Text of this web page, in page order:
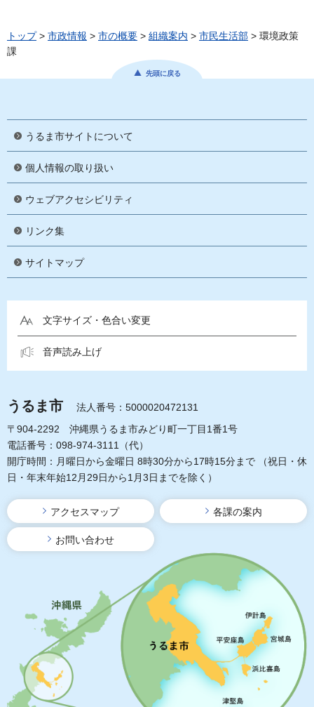
トップ> 市政情報 > 市の概要 > 組織案内 > 市民生活部 > 環境政策
課
先頭に戻る
うるま市サイトについて
個人情報の取り扱い
ウェブアクセシビリティ
リンク集
サイトマップ
文字サイズ・色合い変更
音声読み上げ
うるま市
法人番号：5000020472131
〒904-2292 沖縄県うるま市みどり町一丁目1番1号
電話番号：098-974-3111（代）
開庁時間：月曜日から金曜日 8時30分から17時15分まで
（祝日・休
日・年末年始12月29日から1月3日までを除く）
アクセスマップ 各課の案内
お問い合わせ